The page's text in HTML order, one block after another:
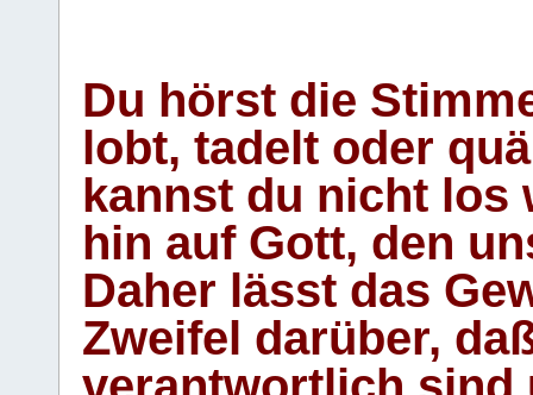
Du hörst die
lobt, tadelt oder
kannst du nicht los
hin auf Gott, den
Daher lässt das
Zweifel darüber,